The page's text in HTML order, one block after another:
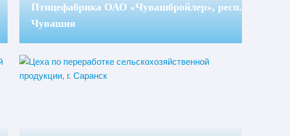
Птицефабрика ОАО «Чувашбройлер», респ.
Чувашия